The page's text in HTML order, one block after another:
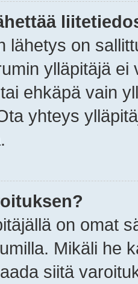
lähetys on
ylläpitäjä
ehkäpä vain
yhteys
on omat
Mikäli he
siitä